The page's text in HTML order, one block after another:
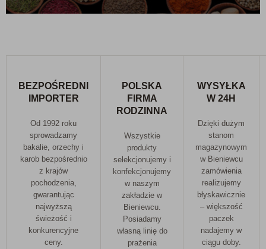
BEZPOŚREDNI
IMPORTER
Od 1992 roku
sprowadzamy
bakalie, orzechy i
karob bezpośrednio
z krajów
pochodzenia,
gwarantując
najwyższą
świeżość i
konkurencyjne
ceny.
POLSKA
FIRMA
RODZINNA
Wszystkie
produkty
selekcjonujemy i
konfekcjonujemy
w naszym
zakładzie w
Bieniewcu.
Posiadamy
własną linię do
prażenia
WYSYŁKA
W 24H
Dzięki dużym
stanom
magazynowym
w Bieniewcu
zamówienia
realizujemy
błyskawicznie
– większość
paczek
nadajemy w
ciągu doby.